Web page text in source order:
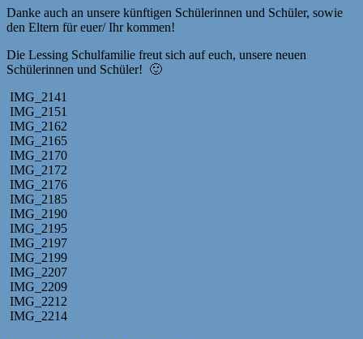
Danke auch an unsere künftigen Schülerinnen und Schüler, sowie
den Eltern für euer/ Ihr kommen!
Die Lessing Schulfamilie freut sich auf euch, unsere neuen
Schülerinnen und Schüler! 🙂
IMG_2141
IMG_2151
IMG_2162
IMG_2165
IMG_2170
IMG_2172
IMG_2176
IMG_2185
IMG_2190
IMG_2195
IMG_2197
IMG_2199
IMG_2207
IMG_2209
IMG_2212
IMG_2214